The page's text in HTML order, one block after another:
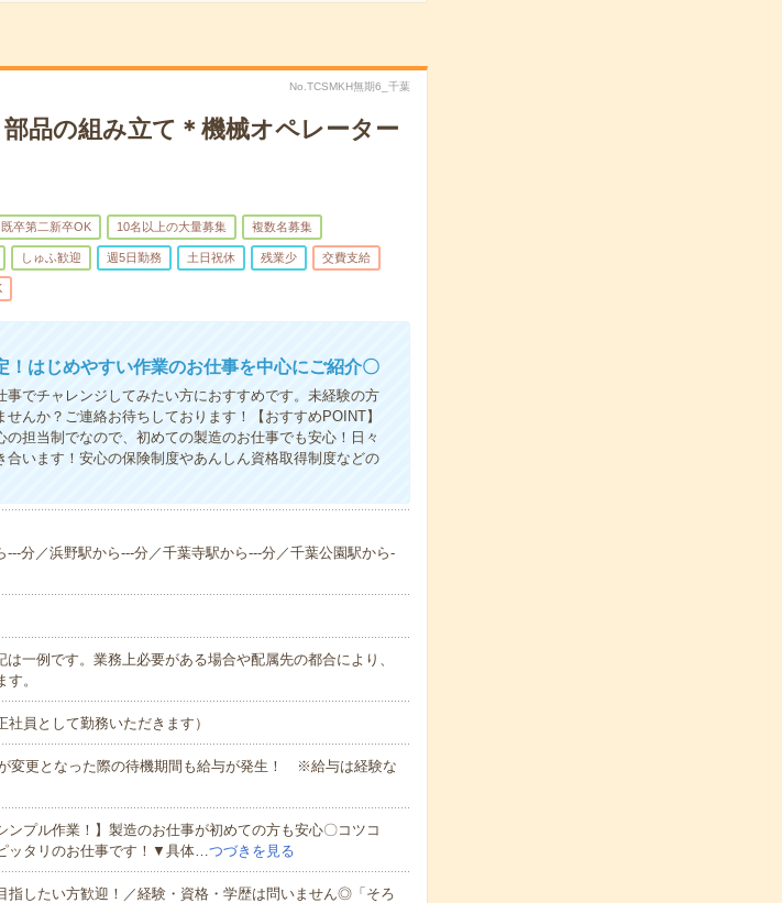
No.TCSMKH無期6_千葉
品の組み立て＊機械オペレーター
既卒第二新卒OK 10名以上の大量募集 複数名募集
しゅふ歓迎 週5日勤務 土日祝休 残業少 交費支給
はじめやすい作業のお仕事を中心にご紹介〇
事でチャレンジしてみたい方におすすめです。未経験の方
んか？ご連絡お待ちしております！【おすすめPOINT】
担当制でなので、初めての製造のお仕事でも安心！日々
います！安心の保険制度やあんしん資格取得制度などの
分／浜野駅から---分／千葉寺駅から---分／千葉公園駅から-
一例です。業務上必要がある場合や配属先の都合により、
。
員として勤務いただきます）
変更となった際の待機期間も給与が発生！ ※給与は経験な
ンプル作業！】製造のお仕事が初めての方も安心〇コツコ
ッタリのお仕事です！▼具体…つづきを見る
指したい方歓迎！／経験・資格・学歴は問いません◎「そろ